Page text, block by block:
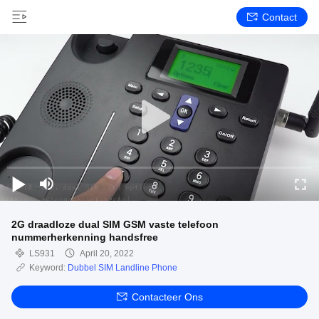
Contact
2G draadloze dual SIM GSM vaste telefoon
nummerherkenning handsfree
LS931
April 20, 2022
Keyword: Dubbel SIM Landline Phone
Contacteer Ons